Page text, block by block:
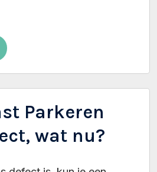
Parkeren
wat nu?